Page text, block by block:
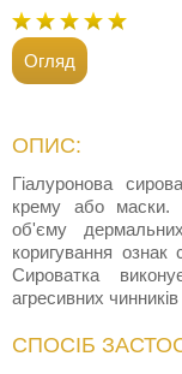
Огляд
ОПИС:
Гіалуронова
крему або маски.
об'єму
коригування ознак
Сироватка
агресивних
СПОСІБ